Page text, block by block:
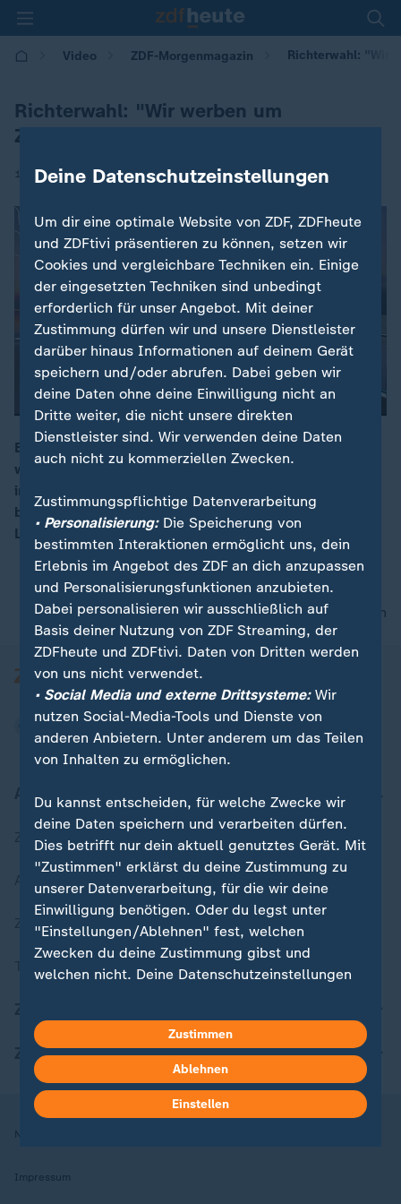
Video ZDF-Morgenmagazin Richterwahl: "Wir
Richterwahl: "Wir werben um
Zustimmung"
11.07.2025 | 05:30
Bei der aktuellen Wahl der Bundesverfassungsrichter,
werde um Frauke Brosius-Gersdorf "in eine Richtung
intoniert, die auch für das Bundesverfassungsgericht
beschädigend wirkt", sagt Alexander Hoffmann, CSU-
Landesgruppenchef.
nach oben
Aktuell bei ZDFheute
Zuletzt veröffentlicht
Aktuelle Sendungs-Videos
ZDFheute Stories
Themen im Überblick
ZDFheute Apps
Nutzungsbedingungen
Impressum
Deine Datenschutzeinstellungen
Um dir eine optimale Website von ZDF, ZDFheute
und ZDFtivi präsentieren zu können, setzen wir
Cookies und vergleichbare Techniken ein. Einige
der eingesetzten Techniken sind unbedingt
erforderlich für unser Angebot. Mit deiner
Zustimmung dürfen wir und unsere Dienstleister
darüber hinaus Informationen auf deinem Gerät
speichern und/oder abrufen. Dabei geben wir
deine Daten ohne deine Einwilligung nicht an
Dritte weiter, die nicht unsere direkten
Dienstleister sind. Wir verwenden deine Daten
auch nicht zu kommerziellen Zwecken.
Zustimmungspflichtige Datenverarbeitung
• Personalisierung:Die Speicherung von
bestimmten Interaktionen ermöglicht uns, dein
Erlebnis im Angebot des ZDF an dich anzupassen
und Personalisierungsfunktionen anzubieten.
Dabei personalisieren wir ausschließlich auf
Basis deiner Nutzung von ZDF Streaming, der
ZDFheute und ZDFtivi. Daten von Dritten werden
von uns nicht verwendet.
• Social Media und externe Drittsysteme:Wir
nutzen Social-Media-Tools und Dienste von
anderen Anbietern. Unter anderem um das Teilen
von Inhalten zu ermöglichen.
Du kannst entscheiden, für welche Zwecke wir
deine Daten speichern und verarbeiten dürfen.
Dies betrifft nur dein aktuell genutztes Gerät. Mit
"Zustimmen" erklärst du deine Zustimmung zu
unserer Datenverarbeitung, für die wir deine
Einwilligung benötigen. Oder du legst unter
"Einstellungen/Ablehnen" fest, welchen
Zwecken du deine Zustimmung gibst und
welchen nicht. Deine Datenschutzeinstellungen
in deinen Einstellungen widerrufen oder ändern.
Hier findest du das Impressum.
Weitere Informationen findest du in unserer
Datenschutzerklärung.
Zustimmen
Ablehnen
Einstellen